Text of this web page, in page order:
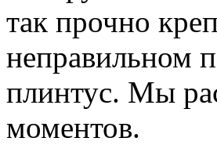
так прочно
неправильном
плинтус. Мы
моментов.